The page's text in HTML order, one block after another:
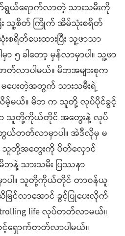
ောက်လာတဲ့ သားသမီးကို
း သူ့စိတ် ကြိုက် အိမ်သုံးစရိတ်
တ်ပေးထားပြီး သူ့ဖာသာ
မှာ ၅ ခါတော့ မှန်လာမှာပါ။ သူ့ဖာ
တ်လာပါမယ်။ မိဘအများစုက
ပေးတဲ့အတွက် သားသမီးရဲ့
လိမ့်မယ်။ မိဘ က သူတို့ လုပ်ပိုင်ခွင့်
ာ သူတို့ကိုယ်တိုင် အတွေးနဲ့ လုပ်
တွယ်တတ်လာမှာပါ။ အဲဒီလိုမှ မ
င် သူတို့အတွေးကို ပိတ်လှောင်
သားသမီး ပြဿနာ
ပါ။ သူတို့ကိုယ်တိုင် တာဝန်ယူ
မြင်လာအောင် ခွင့်ပြုပေးလိုက်
life လုပ်တတ်လာမယ်။
ရှောက်တတ်လာပါမယ်။